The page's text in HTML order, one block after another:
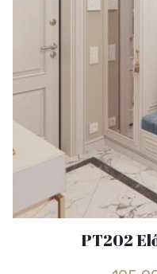
PT202